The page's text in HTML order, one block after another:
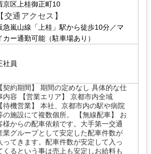
京区上桂御正町10
【交通アクセス】
急嵐山線「上桂」駅から徒歩10分／マ
カー通勤可能（駐車場あり）
社員
【契約期間】 期間の定めなし 具体的な仕
内容 【営業エリア】 京都市内全域
【待機営業】 本社、京都市内の駅や病院
の施設にて複数個所。 【無線配車】 お
様からの配車依頼です。大手第一交通
業グループとして安定した配車件数が
ってきます。配車件数が安定して入っ
くるという事は売上も安定しお給料も